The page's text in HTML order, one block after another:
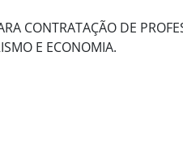
CONTRATAÇÃO DE
E ECONOMIA.